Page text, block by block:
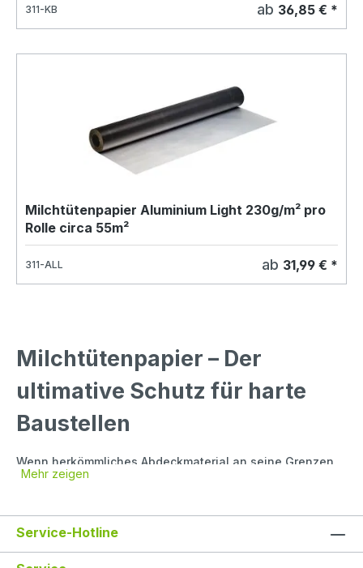
311-KB ab 36,85 € *
Milchtütenpapier Aluminium Light 230g/m² pro
Rolle circa 55m²
311-ALL ab 31,99 € *
Milchtütenpapier – Der
ultimative Schutz für harte
Baustellen
Wenn herkömmliches Abdeckmaterial an seine Grenzen
stößt, schlägt die Stunde von
Material aus der Getränkekarton-Produktion. Es ist
beidseitig oder einseitig PE-beschichtet, was es nahezu
Ob bei umfangreichen Sanierungen, im Gerüstbau oder
Mehr zeigen
Service-Hotline